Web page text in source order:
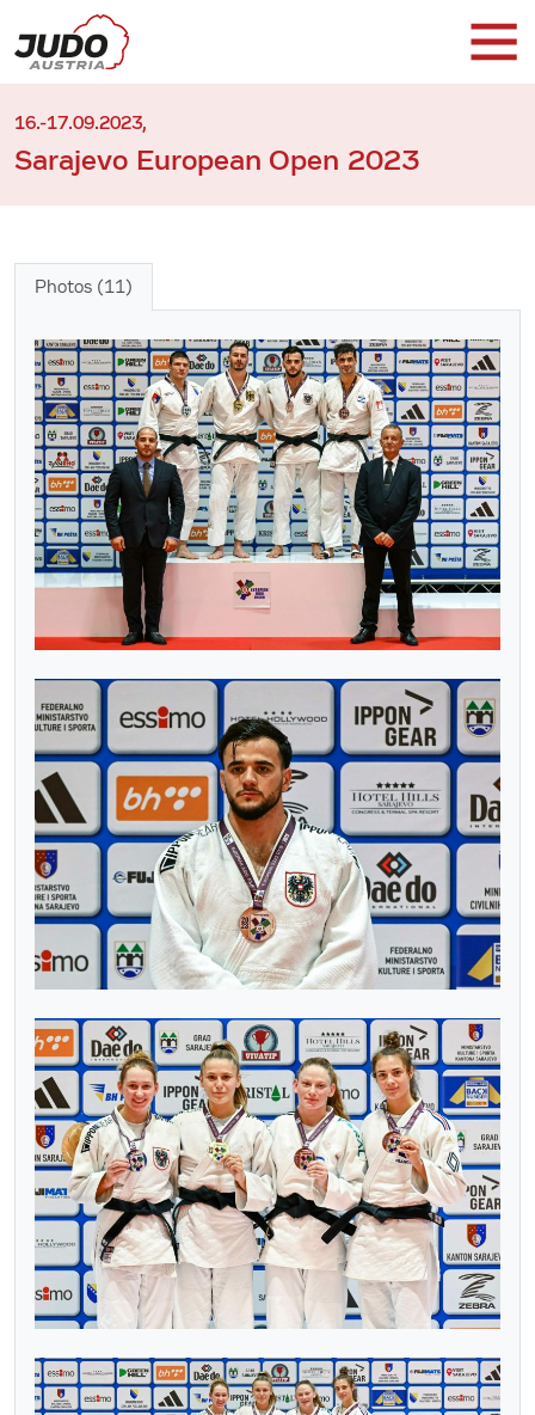
16.-17.09.2023,
Sarajevo European Open 2023
Photos (11)